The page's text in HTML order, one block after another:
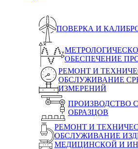
ПОВЕРКА И
ОБЕСПЕЧЕНИЕ
РЕМОНТ И
ОБСЛУЖИВАНИЕ
ИЗМЕРЕНИЙ
ПРОИЗВОДСТВО
ОБРАЗЦОВ
РЕМОНТ И
ОБСЛУЖИВАНИЕ
МЕДИЦИНСКОЙ И